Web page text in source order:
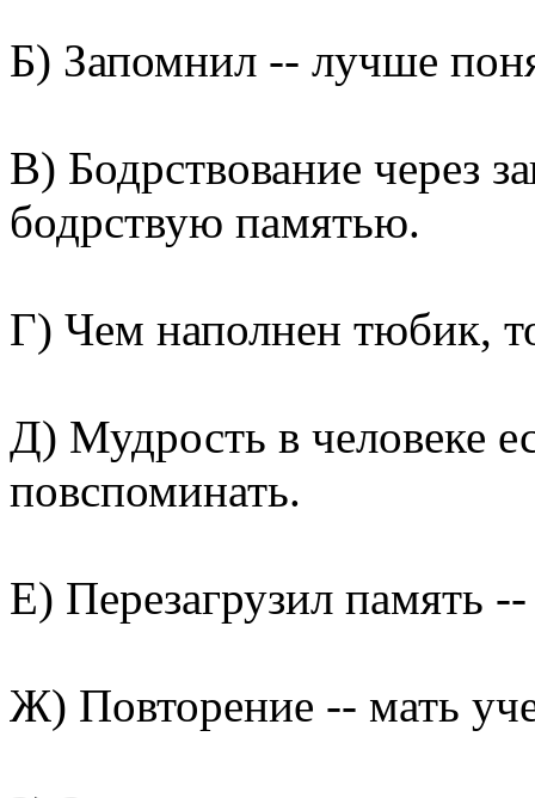
Б) Запомнил -- лучше
В) Бодрствование через
бодрствую памятью.
Г) Чем наполнен тюбик,
Д) Мудрость в человеке
повспоминать.
Е) Перезагрузил память
Ж) Повторение -- мать